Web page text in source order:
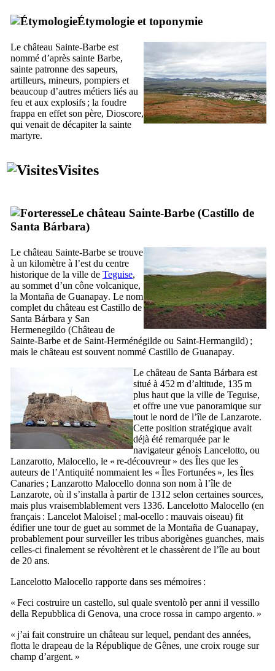
Étymologie et toponymie
Le château Sainte-Barbe est
nommé d’après sainte Barbe,
sainte patronne des sapeurs,
artilleurs, mineurs, pompiers et
beaucoup d’autres métiers liés au
feu et aux explosifs ; la foudre
frappa en effet son père, Dioscore,
qui venait de décapiter la sainte
martyre.
Visites
Le château Sainte-Barbe (Castillo de
Santa Bárbara)
Le château Sainte-Barbe se trouve
à un kilomètre à l’est du centre
historique de la ville de Teguise,
au sommet d’un cône volcanique,
la Montaña de Guanapay. Le nom
complet du château est Castillo de
Santa Bárbara y San
Hermenegildo (Château de
Sainte-Barbe et de Saint-Herménégilde ou Saint-Hermangild) ;
mais le château est souvent nommé Castillo de Guanapay.
Le château de Santa Bárbara est
situé à 452 m d’altitude, 135 m
plus haut que la ville de Teguise,
et offre une vue panoramique sur
tout le nord de l’île de Lanzarote.
Cette position stratégique avait
déjà été remarquée par le
navigateur génois Lancelotto, ou
Lanzarotto, Malocello, le « re-découvreur » des Îles que les
auteurs de l’Antiquité nommaient les « Îles Fortunées », les Îles
Canaries ; Lanzarotto Malocello donna son nom à l’île de
Lanzarote, où il s’installa à partir de 1312 selon certaines sources,
mais plus vraisemblablement vers 1336. Lancelotto Malocello (en
français : Lancelot Maloisel ; mal-ocello : mauvais oiseau) fit
édifier une tour de guet au sommet de la Montaña de Guanapay,
probablement pour surveiller les tribus aborigènes guanches, mais
celles-ci finalement se révoltèrent et le chassèrent de l’île au bout
de 20 ans.
Lancelotto Malocello rapporte dans ses mémoires :
« Feci costruire un castello, sul quale sventolò per anni il vessillo
della Repubblica di Genova, una croce rossa in campo argento. »
« j’ai fait construire un château sur lequel, pendant des années,
flotta le drapeau de la République de Gênes, une croix rouge sur
champ d’argent. »